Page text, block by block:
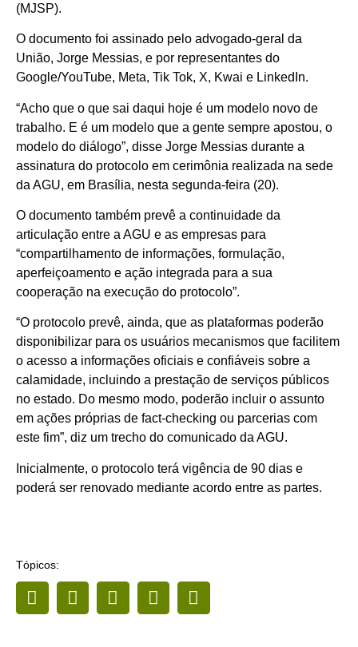
(MJSP).
O documento foi assinado pelo advogado-geral da
União, Jorge Messias, e por representantes do
Google/YouTube, Meta, Tik Tok, X, Kwai e LinkedIn.
“Acho que o que sai daqui hoje é um modelo novo de
trabalho. E é um modelo que a gente sempre apostou, o
modelo do diálogo”, disse Jorge Messias durante a
assinatura do protocolo em cerimônia realizada na sede
da AGU, em Brasília, nesta segunda-feira (20).
O documento também prevê a continuidade da
articulação entre a AGU e as empresas para
“compartilhamento de informações, formulação,
aperfeiçoamento e ação integrada para a sua
cooperação na execução do protocolo”.
“O protocolo prevê, ainda, que as plataformas poderão
disponibilizar para os usuários mecanismos que facilitem
o acesso a informações oficiais e confiáveis sobre a
calamidade, incluindo a prestação de serviços públicos
no estado. Do mesmo modo, poderão incluir o assunto
em ações próprias de fact-checking ou parcerias com
este fim”, diz um trecho do comunicado da AGU.
Inicialmente, o protocolo terá vigência de 90 dias e
poderá ser renovado mediante acordo entre as partes.
Tópicos: